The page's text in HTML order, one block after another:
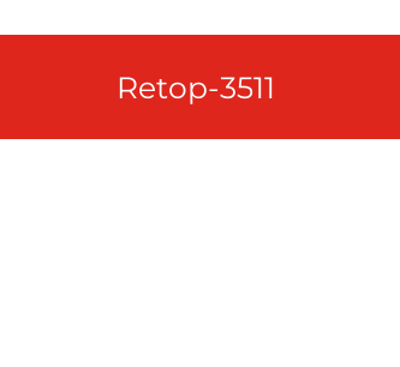
Retop-3511